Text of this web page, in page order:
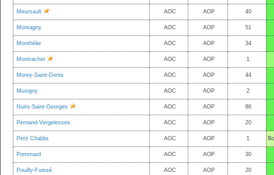
Meursault
AOC AOP 40
Montagny
AOC AOP 51
Monthélie
AOC AOP 34
Montrachet
AOC AOP 1
Morey-Saint-Denis
AOC AOP 44
Musigny
AOC AOP 2
Nuits-Saint-Georges
AOC AOP 86
Pernand-Vergelesses
AOC AOP 20
Petit Chablis
AOC AOP 1
Pommard AOC AOP 30
Pouilly-Fuissé
AOC AOP 20